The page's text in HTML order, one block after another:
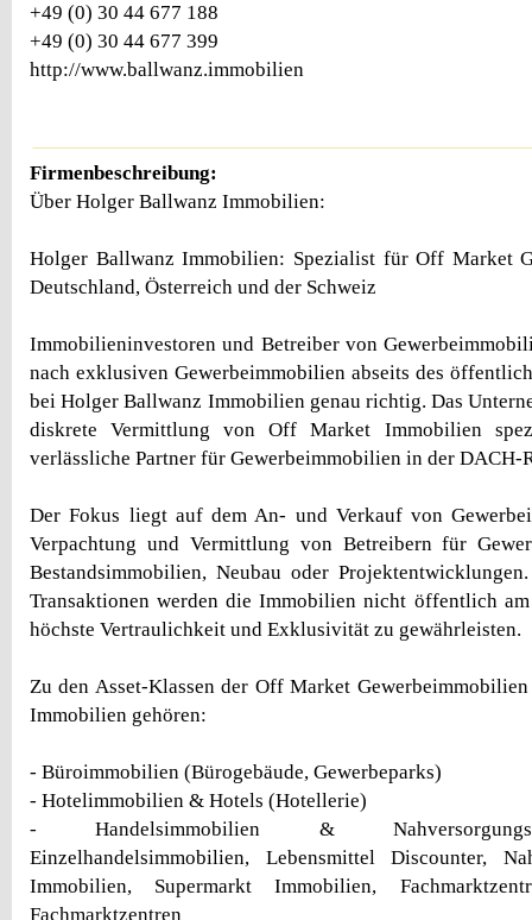
+49 (0) 30 44 677 188
+49 (0) 30 44 677 399
http://www.ballwanz.immobilien
Firmenbeschreibung:
Über Holger Ballwanz Immobilien:
Holger Ballwanz Immobilien: Spezialist für Off Market
Deutschland, Österreich und der Schweiz
Immobilieninvestoren und Betreiber von
nach exklusiven Gewerbeimmobilien abseits des
bei Holger Ballwanz Immobilien genau richtig. Das
diskrete Vermittlung von Off Market Immobilien
verlässliche Partner für Gewerbeimmobilien in der DACH-
Der Fokus liegt auf dem An- und Verkauf von
Verpachtung und Vermittlung von Betreibern für
Bestandsimmobilien, Neubau oder
Transaktionen werden die Immobilien nicht öffentlich
höchste Vertraulichkeit und Exklusivität zu gewährleisten.
Zu den Asset-Klassen der Off Market
Immobilien gehören:
- Büroimmobilien (Bürogebäude, Gewerbeparks)
- Hotelimmobilien & Hotels (Hotellerie)
- Handelsimmobilien &
Einzelhandelsimmobilien, Lebensmittel Discounter,
Immobilien, Supermarkt Immobilien,
Fachmarktzentren